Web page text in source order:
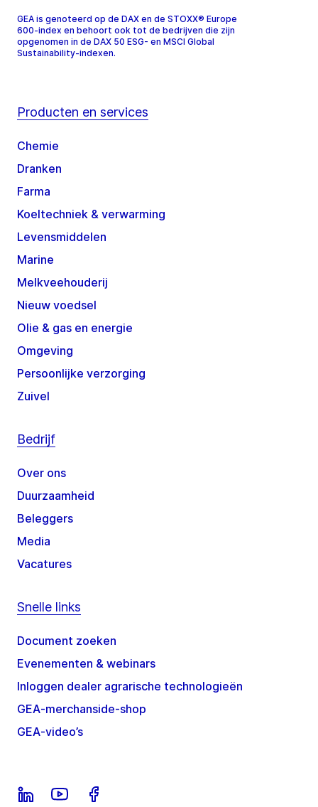
GEA is genoteerd op de DAX en de STOXX® Europe
600-index en behoort ook tot de bedrijven die zijn
opgenomen in de DAX 50 ESG- en MSCI Global
Sustainability-indexen.
Producten en services
Chemie
Dranken
Farma
Koeltechniek & verwarming
Levensmiddelen
Marine
Melkveehouderij
Nieuw voedsel
Olie & gas en energie
Omgeving
Persoonlijke verzorging
Zuivel
Bedrijf
Over ons
Duurzaamheid
Beleggers
Media
Vacatures
Snelle links
Document zoeken
Evenementen & webinars
Inloggen dealer agrarische technologieën
GEA-merchanside-shop
GEA-video’s